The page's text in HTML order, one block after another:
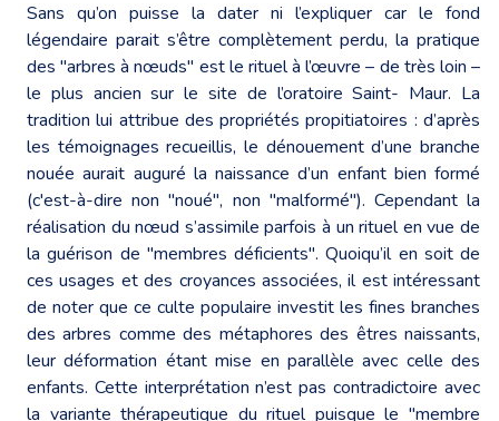
Sans qu’on puisse la dater ni l’expliquer car le fond
légendaire parait s’être complètement perdu, la pratique
des "arbres à nœuds" est le rituel à l’œuvre – de très loin –
le plus ancien sur le site de l’oratoire Saint- Maur. La
tradition lui attribue des propriétés propitiatoires : d’après
les témoignages recueillis, le dénouement d’une branche
nouée aurait auguré la naissance d’un enfant bien formé
(c'est-à-dire non "noué", non "malformé"). Cependant la
réalisation du nœud s’assimile parfois à un rituel en vue de
la guérison de "membres déficients". Quoiqu’il en soit de
ces usages et des croyances associées, il est intéressant
de noter que ce culte populaire investit les fines branches
des arbres comme des métaphores des êtres naissants,
leur déformation étant mise en parallèle avec celle des
enfants. Cette interprétation n’est pas contradictoire avec
la variante thérapeutique du rituel puisque le "membre